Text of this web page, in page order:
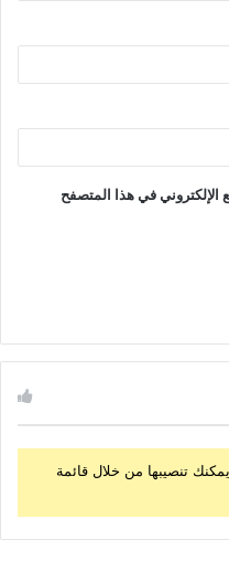
الإلكتروني في هذا المتصفح
تنصيبها من خلال قائمة